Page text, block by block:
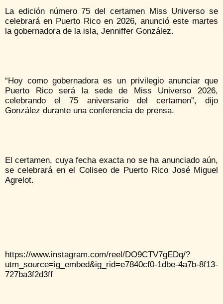
La edición número 75 del certamen Miss Universo se
celebrará en Puerto Rico en 2026, anunció este martes
la gobernadora de la isla, Jenniffer González.
“Hoy como gobernadora es un privilegio anunciar que
Puerto Rico será la sede de Miss Universo 2026,
celebrando el 75 aniversario del certamen”, dijo
González durante una conferencia de prensa.
El certamen, cuya fecha exacta no se ha anunciado aún,
se celebrará en el Coliseo de Puerto Rico José Miguel
Agrelot.
https://www.instagram.com/reel/DO9CTV7gEDq/?
utm_source=ig_embed&ig_rid=e7840cf0-1dbe-4a7b-8f13-
727ba3f2d3ff